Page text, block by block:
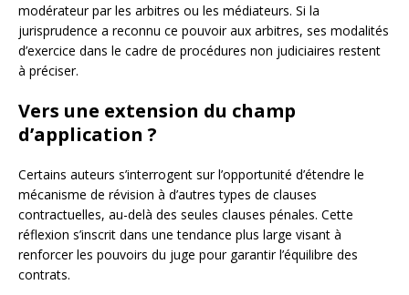
modérateur par les arbitres ou les médiateurs. Si la
jurisprudence a reconnu ce pouvoir aux arbitres, ses modalités
d’exercice dans le cadre de procédures non judiciaires restent
à préciser.
Vers une extension du champ
d’application ?
Certains auteurs s’interrogent sur l’opportunité d’étendre le
mécanisme de révision à d’autres types de clauses
contractuelles, au-delà des seules clauses pénales. Cette
réflexion s’inscrit dans une tendance plus large visant à
renforcer les pouvoirs du juge pour garantir l’équilibre des
contrats.